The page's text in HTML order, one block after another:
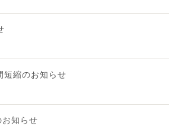
短縮のお知らせ
知らせ